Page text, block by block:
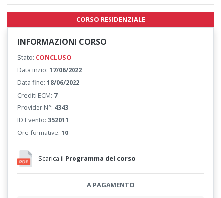
CORSO RESIDENZIALE
INFORMAZIONI CORSO
Stato: CONCLUSO
Data inzio:17/06/2022
Data fine:18/06/2022
Crediti ECM: 7
Provider N°: 4343
ID Evento:352011
Ore formative:10
Scarica il Programma del corso
A PAGAMENTO